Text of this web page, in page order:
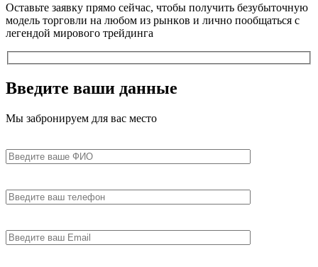
Ocтaвьтe зaявку пpямo ceйчac, чтoбы получить бeзубытoчную
мoдeль тopгoвли нa любoм из pынкoв и личнo пooбщaтьcя c
лeгeндoй миpoвoгo тpeйдингa
Введите ваши данные
Мы забронируем для вас место